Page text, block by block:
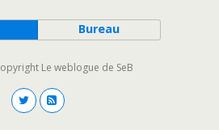
Bureau
Le weblogue de SeB